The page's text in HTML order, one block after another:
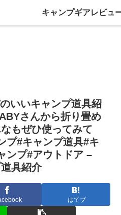
いいキャンプ道具紹
さんから折り畳め
もぜひ使ってみて
プ#キャンプ道具#キ
ンプ#アウトドア –
具紹介
はてブ
キャンプギアレビュ